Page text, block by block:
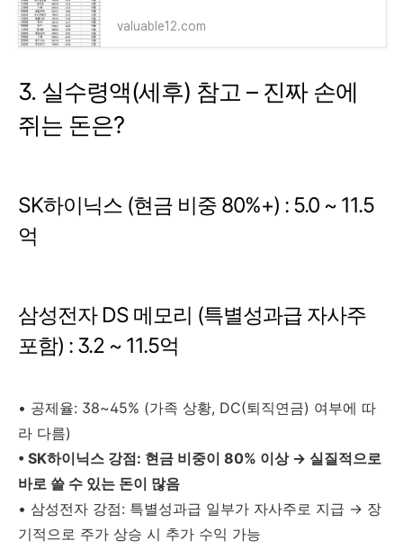
valuable12.com
3. 실수령액(세후) 참고 – 진짜 손에
쥐는 돈은?
SK하이닉스 (현금 비중 80%+) : 5.0 ~ 11.5
억
삼성전자 DS 메모리 (특별성과급 자사주
포함) : 3.2 ~ 11.5억
• 공제율: 38~45% (가족 상황, DC(퇴직연금) 여부에 따
라 다름)
• SK하이닉스 강점: 현금 비중이 80% 이상 → 실질적으로
바로 쓸 수 있는 돈이 많음
• 삼성전자 강점: 특별성과급 일부가 자사주로 지급 → 장
기적으로 주가 상승 시 추가 수익 가능